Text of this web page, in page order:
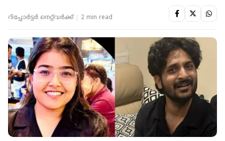
റിപ്പോർട്ടർ നെറ്റ്‌വര്‍ക്ക്‌ 2 min read